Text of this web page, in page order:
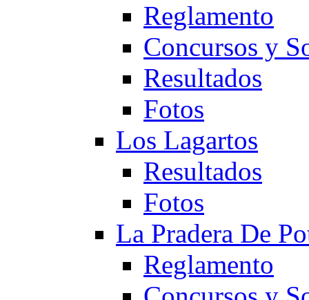
Reglamento
Concursos y
Resultados
Fotos
Los Lagartos
Resultados
Fotos
La Pradera De
Reglamento